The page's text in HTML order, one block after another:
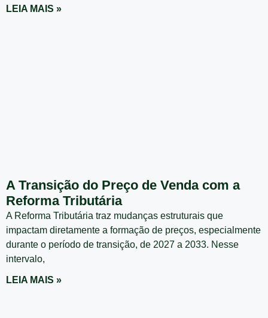
LEIA MAIS »
A Transição do Preço de Venda com a
Reforma Tributária
A Reforma Tributária traz mudanças estruturais que
impactam diretamente a formação de preços, especialmente
durante o período de transição, de 2027 a 2033. Nesse
intervalo,
LEIA MAIS »